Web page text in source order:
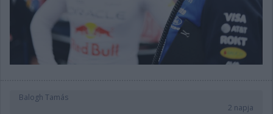
Balogh Tamás
2 napja